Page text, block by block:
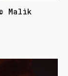
Malik